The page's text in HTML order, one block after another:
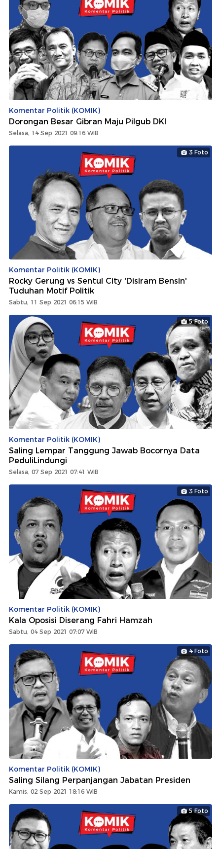
Komentar Politik (KOMIK)
Dorongan Besar Gibran Maju Pilgub DKI
Selasa, 14 Sep 2021 09:16 WIB
3 Foto
Komentar Politik (KOMIK)
Rocky Gerung vs Sentul City 'Disiram Bensin'
Tuduhan Motif Politik
Sabtu, 11 Sep 2021 06:15 WIB
5 Foto
Komentar Politik (KOMIK)
Saling Lempar Tanggung Jawab Bocornya Data
PeduliLindungi
Selasa, 07 Sep 2021 07:41 WIB
3 Foto
Komentar Politik (KOMIK)
Kala Oposisi Diserang Fahri Hamzah
Sabtu, 04 Sep 2021 07:07 WIB
4 Foto
Komentar Politik (KOMIK)
Saling Silang Perpanjangan Jabatan Presiden
Kamis, 02 Sep 2021 18:16 WIB
5 Foto